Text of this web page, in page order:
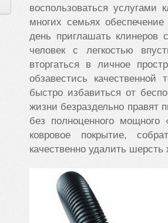
воспользоваться
многих семьях
день приглашать
человек с легкостью
вторгаться в личное
обзавестись качественной
быстро избавиться от
жизни безраздельно
без полноценного мощного
ковровое покрытие,
качественно удалить